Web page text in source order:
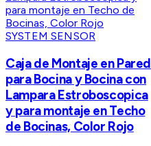
SYSTEM SENSOR
Caja de Montaje en Pared
para Bocina y Bocina con
Lampara Estroboscopica
y para montaje en Techo
de Bocinas, Color Rojo